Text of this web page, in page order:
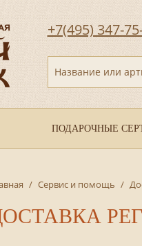
+7(495) 347-
Название или
ПОДАРОЧНЫЕ
/ Сервис и помощь /